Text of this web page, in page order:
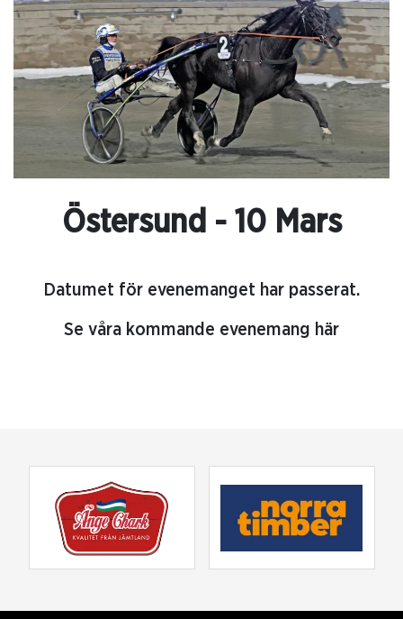
Östersund - 10 Mars
Datumet för evenemanget har passerat.
Se våra kommande evenemang här